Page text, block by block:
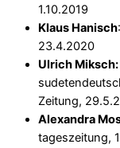
1.10.2019
Klaus Hanisch
23.4.2020
Ulrich Miksch:
Zeitung,
Alexandra
tageszeitung,